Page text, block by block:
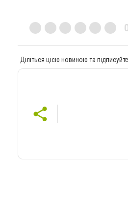
Діліться цією новиною та